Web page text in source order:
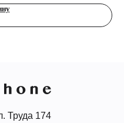
Труда 174